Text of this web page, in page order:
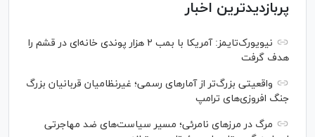
پربازدیدترین اخبار
نیویورک‌تایمز: آمریکا با بمب ۲ هزار پوندی خانه‌ای در قشم را
هدف گرفت
واقعیتی بزرگ‌تر از آمار‌های رسمی؛ غیرنظامیان قربانیان بزرگ
جنگ افروزی‌های ترامپ
مرگ در مرز‌های نامرئی؛ مسیر سیاست‌های ضد مهاجرتی